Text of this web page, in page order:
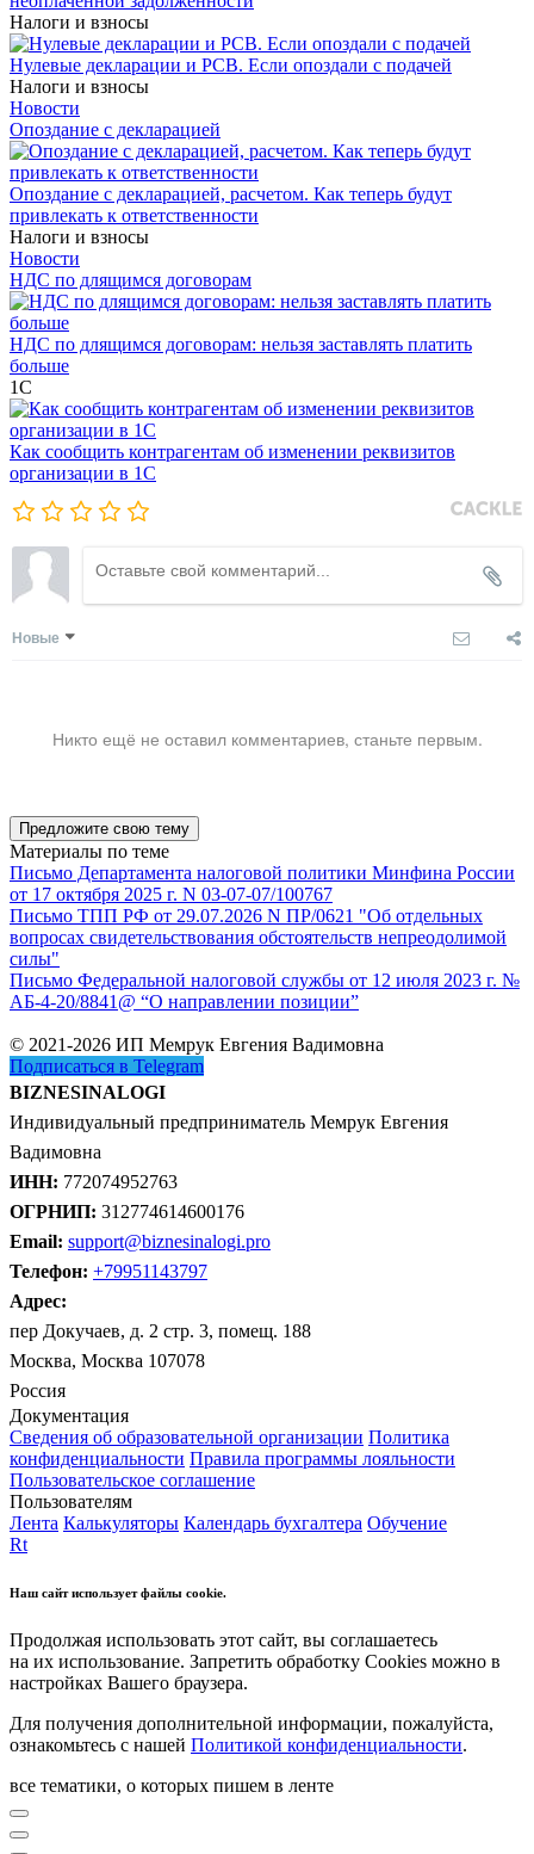
Налоги и взносы
Нулевые декларации и РСВ. Если опоздали с подачей
Налоги и взносы
Новости
Опоздание с декларацией
Опоздание с декларацией, расчетом. Как теперь будут
привлекать к ответственности
Налоги и взносы
Новости
НДС по длящимся договорам
НДС по длящимся договорам: нельзя заставлять платить
больше
1С
Как сообщить контрагентам об изменении реквизитов
организации в 1C
Новые
Никто ещё не оставил комментариев, станьте первым.
Предложите свою тему
Материалы по теме
Письмо Департамента налоговой политики Минфина России
от 17 октября 2025 г. N 03-07-07/100767
Письмо ТПП РФ от 29.07.2026 N ПР/0621 "Об отдельных
вопросах свидетельствования обстоятельств непреодолимой
силы"
Письмо Федеральной налоговой службы от 12 июля 2023 г. №
АБ-4-20/8841@ “О направлении позиции”
© 2021-2026 ИП Мемрук Евгения Вадимовна
Подписаться в Telegram
BIZNESINALOGI
Индивидуальный предприниматель Мемрук Евгения
Вадимовна
ИНН: 772074952763
ОГРНИП: 312774614600176
Email: support@biznesinalogi.pro
Телефон: +79951143797
Адрес:
пер Докучаев, д. 2 стр. 3, помещ. 188
Москва, Москва 107078
Россия
Документация
Сведения об образовательной организации Политика
конфиденциальности Правила программы лояльности
Пользовательское соглашение
Пользователям
Лента Калькуляторы Календарь бухгалтера Обучение
Rt
Наш сайт использует файлы cookie.
Продолжая использовать этот сайт, вы соглашаетесь
на их использование. Запретить обработку Cookies можно в
настройках Вашего браузера.
Для получения дополнительной информации, пожалуйста,
ознакомьтесь с нашей Политикой конфиденциальности.
все тематики, о которых пишем в ленте